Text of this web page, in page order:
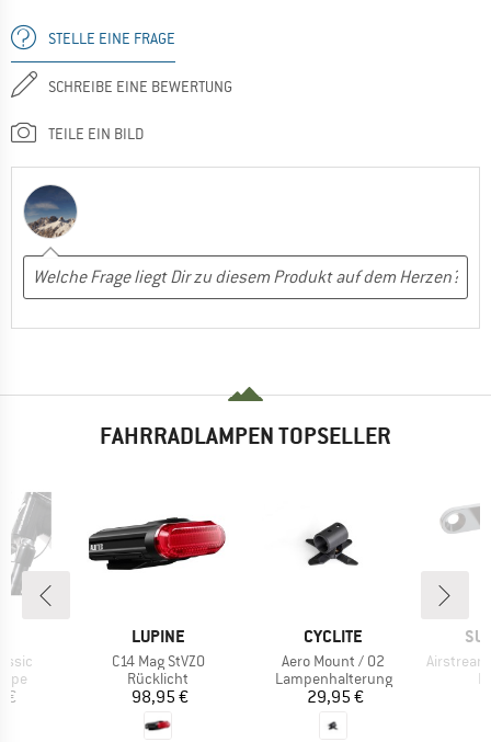
STELLE EINE FRAGE
SCHREIBE EINE BEWERTUNG
TEILE EIN BILD
FAHRRADLAMPEN TOPSELLER
€
MARKE
LUPINE
Artikel
C14 Mag StVZO
Produktgruppe
Rücklicht
Preis
98,95 €
MARKE
CYCLITE
Artikel
Aero Mount / 02
Produktgruppe
Lampenhalterung
Preis
29,95 €
Artikel
Airstream Tail